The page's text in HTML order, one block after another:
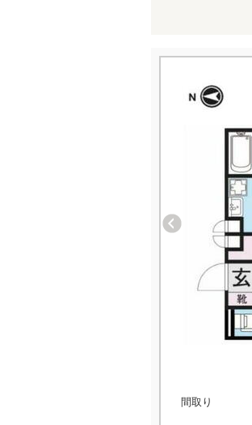
間取り